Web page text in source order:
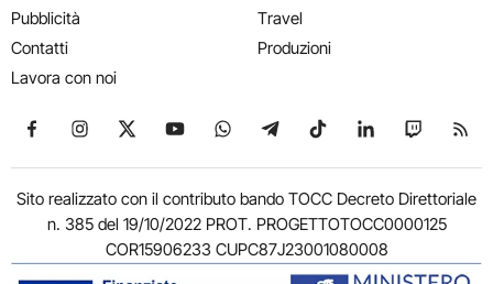
Pubblicità
Contatti
Lavora con noi
Travel
Produzioni
Seguici su Facebook
Seguici su Instagram
Seguici su X
Seguici su YouTube
Seguici su WhatsApp
Seguici su Telegram
Seguici su TikTok
Seguici su
Seguici
Sito realizzato con il contributo bando TOCC Decreto Direttoriale
n. 385 del 19/10/2022 PROT. PROGETTOTOCC0000125
COR15906233 CUPC87J23001080008